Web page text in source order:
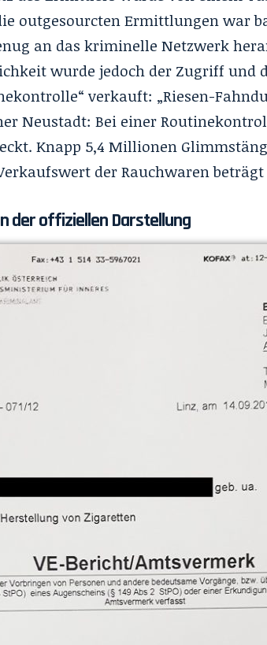
outgesourcten Ermittlungen war
an das kriminelle Netzwerk
wurde jedoch der Zugriff und
verkauft: „Riesen-
Neustadt: Bei einer
Knapp 5,4 Millionen
der Rauchwaren
der offiziellen Darstellung